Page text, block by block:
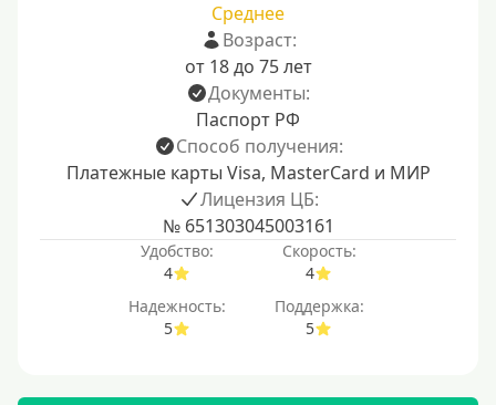
Среднее
Возраст:
от 18 до 75 лет
Документы:
Паспорт РФ
Способ получения:
Платежные карты Visa, MasterCard и МИР
Лицензия ЦБ:
№ 651303045003161
Удобство:
4
Скорость:
4
Надежность:
5
Поддержка:
5